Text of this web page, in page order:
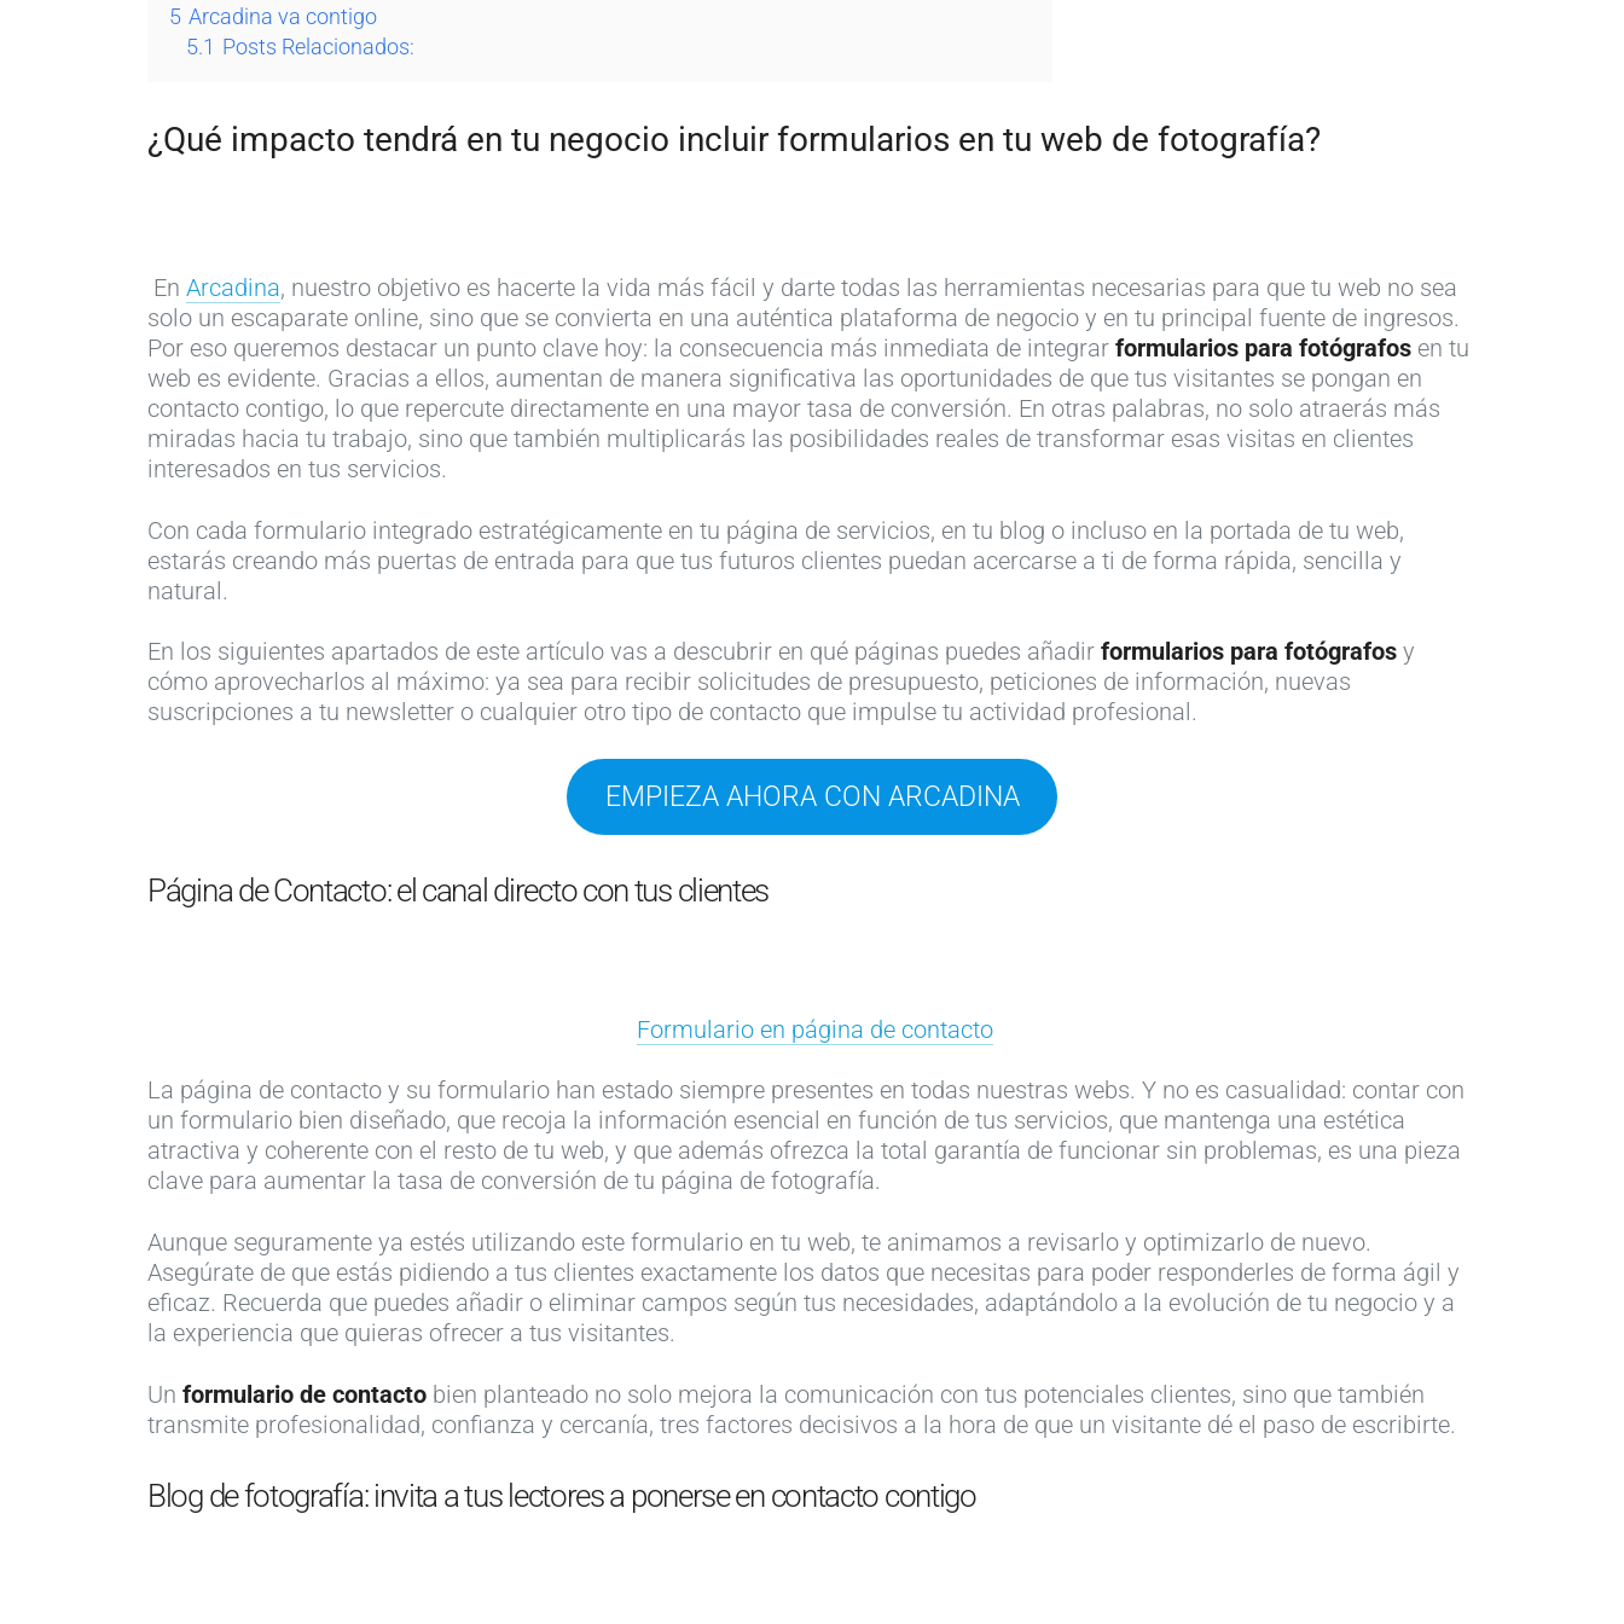
5 Arcadina va contigo
5.1 Posts Relacionados:
¿Qué impacto tendrá en tu negocio incluir formularios en tu web de fotografía?
En Arcadina, nuestro objetivo es hacerte la vida más fácil y darte todas las herramientas necesarias para que tu web no sea
solo un escaparate online, sino que se convierta en una auténtica plataforma de negocio y en tu principal fuente de ingresos.
Por eso queremos destacar un punto clave hoy: la consecuencia más inmediata de integrar formularios para fotógrafos en tu
web es evidente. Gracias a ellos, aumentan de manera significativa las oportunidades de que tus visitantes se pongan en
contacto contigo, lo que repercute directamente en una mayor tasa de conversión. En otras palabras, no solo atraerás más
miradas hacia tu trabajo, sino que también multiplicarás las posibilidades reales de transformar esas visitas en clientes
interesados en tus servicios.
Con cada formulario integrado estratégicamente en tu página de servicios, en tu blog o incluso en la portada de tu web,
estarás creando más puertas de entrada para que tus futuros clientes puedan acercarse a ti de forma rápida, sencilla y
natural.
En los siguientes apartados de este artículo vas a descubrir en qué páginas puedes añadir formularios para fotógrafos y
cómo aprovecharlos al máximo: ya sea para recibir solicitudes de presupuesto, peticiones de información, nuevas
suscripciones a tu newsletter o cualquier otro tipo de contacto que impulse tu actividad profesional.
EMPIEZA AHORA CON ARCADINA
Página de Contacto: el canal directo con tus clientes
Formulario en página de contacto
La página de contacto y su formulario han estado siempre presentes en todas nuestras webs. Y no es casualidad: contar con
un formulario bien diseñado, que recoja la información esencial en función de tus servicios, que mantenga una estética
atractiva y coherente con el resto de tu web, y que además ofrezca la total garantía de funcionar sin problemas, es una pieza
clave para aumentar la tasa de conversión de tu página de fotografía.
Aunque seguramente ya estés utilizando este formulario en tu web, te animamos a revisarlo y optimizarlo de nuevo.
Asegúrate de que estás pidiendo a tus clientes exactamente los datos que necesitas para poder responderles de forma ágil y
eficaz. Recuerda que puedes añadir o eliminar campos según tus necesidades, adaptándolo a la evolución de tu negocio y a
la experiencia que quieras ofrecer a tus visitantes.
Un formulario de contacto bien planteado no solo mejora la comunicación con tus potenciales clientes, sino que también
transmite profesionalidad, confianza y cercanía, tres factores decisivos a la hora de que un visitante dé el paso de escribirte.
Blog de fotografía: invita a tus lectores a ponerse en contacto contigo